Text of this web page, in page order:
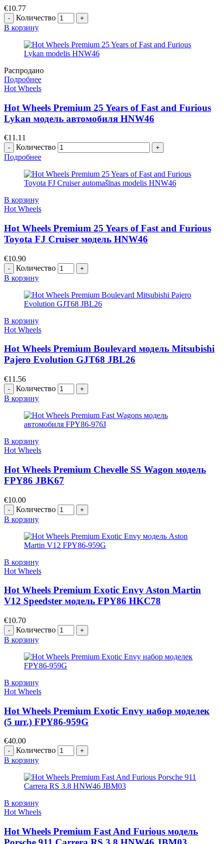
€10.77
Количество
В корзину
Распродано
Подробнее
Hot Wheels
Hot Wheels Premium 25 Years of Fast and Furious
Lykan модель автомобиля HNW46
€11.11
Количество
Подробнее
В корзину
Hot Wheels
Hot Wheels Premium 25 Years of Fast and Furious
Toyota FJ Cruiser модель HNW46
€10.90
Количество
В корзину
В корзину
Hot Wheels
Hot Wheels Premium Boulevard модель Mitsubishi
Pajero Evolution GJT68 JBL26
€11.56
Количество
В корзину
В корзину
Hot Wheels
Hot Wheels Premium Chevelle SS Wagon модель
FPY86 JBK67
€10.00
Количество
В корзину
В корзину
Hot Wheels
Hot Wheels Premium Exotic Envy Aston Martin
V12 Speedster модель FPY86 HKC78
€10.70
Количество
В корзину
В корзину
Hot Wheels
Hot Wheels Premium Exotic Envy набор моделек
(5 шт.) FPY86-959G
€40.00
Количество
В корзину
В корзину
Hot Wheels
Hot Wheels Premium Fast And Furious модель